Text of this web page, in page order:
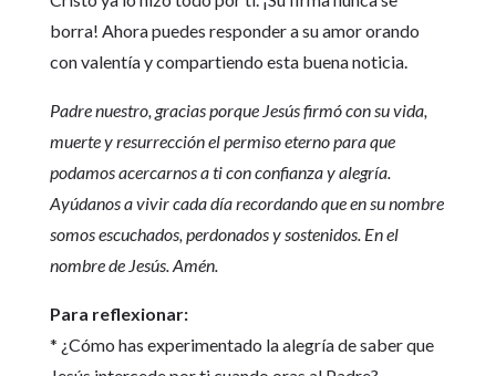
borra! Ahora puedes responder a su amor orando
con valentía y compartiendo esta buena noticia.
Padre nuestro, gracias porque Jesús firmó con su vida,
muerte y resurrección el permiso eterno para que
podamos acercarnos a ti con confianza y alegría.
Ayúdanos a vivir cada día recordando que en su nombre
somos escuchados, perdonados y sostenidos. En el
nombre de Jesús. Amén.
Para reflexionar:
* ¿Cómo has experimentado la alegría de saber que